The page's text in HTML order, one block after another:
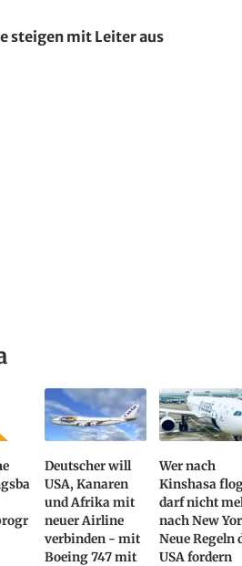
steigen mit Leiter aus
Deutscher will
USA, Kanaren
und Afrika mit
neuer Airline
verbinden - mit
Boeing 747 mit
Wer nach
Kinshasa
darf nicht
nach New
Neue Regeln
USA fordern